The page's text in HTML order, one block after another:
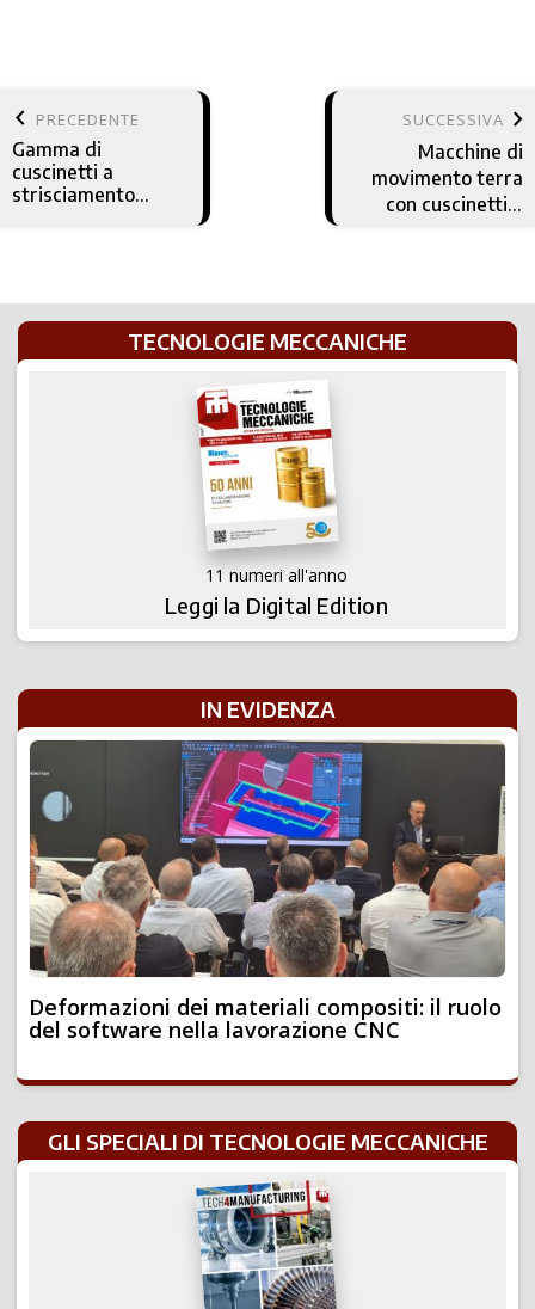
keyboard_arrow_left PRECEDENTE
Gamma di
cuscinetti a
strisciamento
SUCCESSIVA keyboard_arrow_right
Macchine di
movimento terra
con cuscinetti a
TECNOLOGIE MECCANICHE
11 numeri all'anno
Leggi la Digital Edition
IN EVIDENZA
Deformazioni dei materiali compositi: il ruolo
del software nella lavorazione CNC
GLI SPECIALI DI TECNOLOGIE MECCANICHE